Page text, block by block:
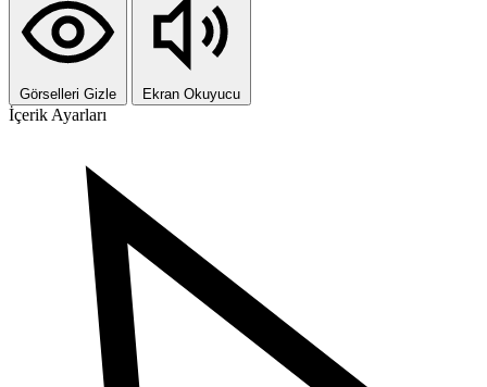
Görselleri Gizle Ekran Okuyucu
İçerik Ayarları